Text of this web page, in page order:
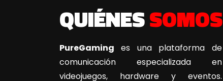
QUIÉNESSOMOS
PureGaming es una plataforma de
comunicación especializada en
videojuegos, hardware y eventos.